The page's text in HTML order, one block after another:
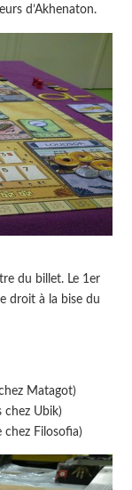
d’Akhenaton.
du billet. Le 1er
droit à la bise du
Matagot)
chez Ubik)
chez Filosofia)